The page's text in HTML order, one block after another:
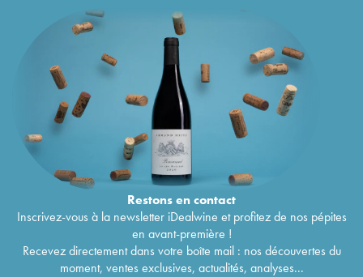
Restons encontact
Inscrivez-vous à la newsletter iDealwine et profitez de nos pépites
en avant-première !
Recevez directement dans votre boîte mail : nos découvertes du
moment, ventes exclusives, actualités, analyses...